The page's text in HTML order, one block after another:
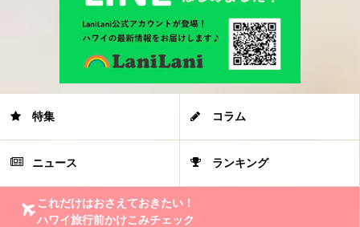
特集 コラム
ニュース ランキング
これだけはおさえておきたい！
ハワイ旅行前かけこみチェック